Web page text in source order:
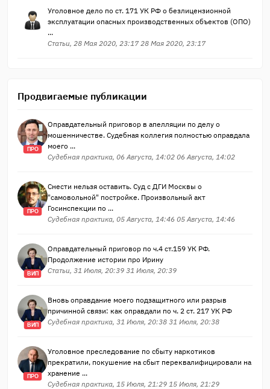
Уголовное дело по ст. 171 УК РФ о безлицензионной
эксплуатации опасных производственных объектов (ОПО)
...
Статьи, 28 Мая 2020, 23:17 28 Мая 2020, 23:17
Продвигаемые публикации
ПРО
Оправдательный приговор в апелляции по делу о
мошенничестве. Судебная коллегия полностью оправдала
моего ...
Судебная практика, 06 Августа, 14:02 06 Августа, 14:02
ПРО
Снести нельзя оставить. Суд с ДГИ Москвы о
"самовольной" постройке. Произвольный акт
Госинспекции по ...
Судебная практика, 05 Августа, 14:46 05 Августа, 14:46
ВИП
Оправдательный приговор по ч.4 ст.159 УК РФ.
Продолжение истории про Ирину
Статьи, 31 Июля, 20:39 31 Июля, 20:39
ВИП
Вновь оправдание моего подзащитного или разрыв
причинной связи: как оправдали по ч. 2 ст. 217 УК РФ
Судебная практика, 31 Июля, 20:38 31 Июля, 20:38
ПРО
Уголовное преследование по сбыту наркотиков
прекратили, покушение на сбыт переквалифицировали на
хранение ...
Судебная практика, 15 Июля, 21:29 15 Июля, 21:29